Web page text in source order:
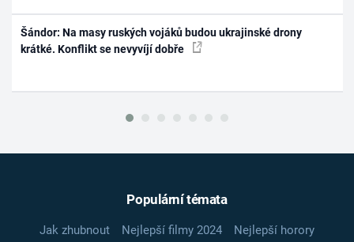
Šándor: Na masy ruských vojáků budou ukrajinské drony
krátké. Konflikt se nevyvíjí dobře
Populární témata
Jak zhubnout Nejlepší filmy 2024
Nejlepší horory